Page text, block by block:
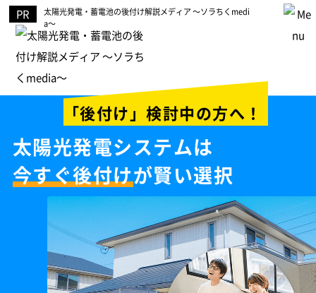
太陽光発電・蓄電池の後付け解説メディア ～ソラちくmedi
a～
「後付け」検討中の方へ！
太陽光発電システムは
今すぐ後付けが賢い選択